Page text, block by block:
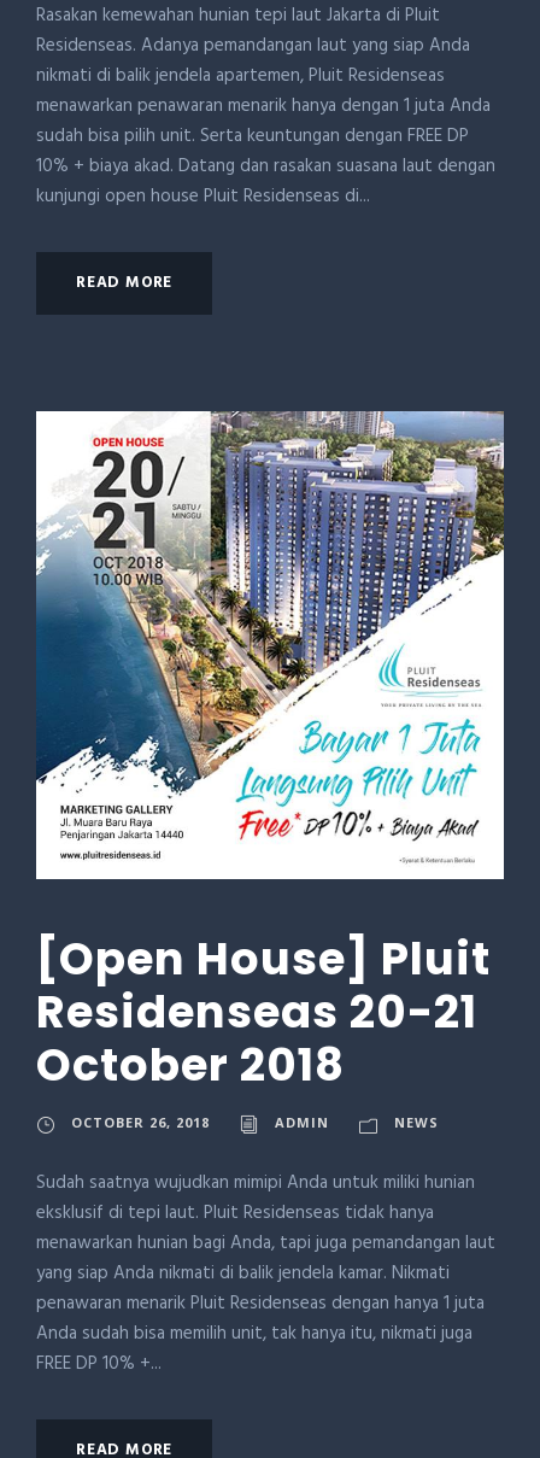
Rasakan kemewahan hunian tepi laut Jakarta di Pluit
Residenseas. Adanya pemandangan laut yang siap Anda
nikmati di balik jendela apartemen, Pluit Residenseas
menawarkan penawaran menarik hanya dengan 1 juta Anda
sudah bisa pilih unit. Serta keuntungan dengan FREE DP
10% + biaya akad. Datang dan rasakan suasana laut dengan
kunjungi open house Pluit Residenseas di...
READ MORE
[Open House] Pluit
Residenseas 20-21
October 2018
OCTOBER 26, 2018 ADMIN NEWS
Sudah saatnya wujudkan mimipi Anda untuk miliki hunian
eksklusif di tepi laut. Pluit Residenseas tidak hanya
menawarkan hunian bagi Anda, tapi juga pemandangan laut
yang siap Anda nikmati di balik jendela kamar. Nikmati
penawaran menarik Pluit Residenseas dengan hanya 1 juta
Anda sudah bisa memilih unit, tak hanya itu, nikmati juga
FREE DP 10% +...
READ MORE